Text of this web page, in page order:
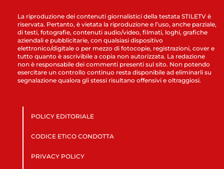
La riproduzione dei contenuti giornalistici della testata STILETV è
riservata. Pertanto, è vietata la riproduzione e l’uso, anche parziale,
di testi, fotografie, contenuti audio/video, filmati, loghi, grafiche
aziendali e pubblicitarie, con qualsiasi dispositivo
elettronico/digitale o per mezzo di fotocopie, registrazioni, cover e
tutto quanto è ascrivibile a copia non autorizzata. La redazione
non è responsabile dei commenti presenti sul sito. Non potendo
esercitare un controllo continuo resta disponibile ad eliminarli su
segnalazione qualora gli stessi risultano offensivi e oltraggiosi.
POLICY EDITORIALE
CODICE ETICO CONDOTTA
PRIVACY POLICY